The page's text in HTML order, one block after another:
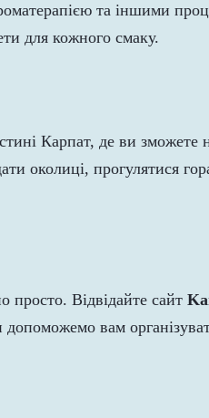
та іншими
для кожного смаку.
Карпат, де ви зможете
околиці, прогулятися
просто. Відвідайте сайт
вам